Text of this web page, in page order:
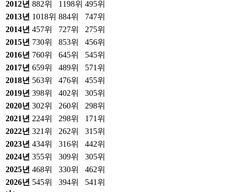
2012년 882위 1198위 495위
2013년 1018위 884위
747위
2014년 457위 727위
275위
2015년 730위 853위
456위
2016년 760위 645위
545위
2017년 659위 489위
571위
2018년 563위 476위
455위
2019년 398위 402위
305위
2020년 302위 260위
298위
2021 년 224위 298위
171위
2022년 321위 262위
315위
2023년 434위 316위
442위
2024년 355위 309위
305위
2025년 468위 330위
462위
2026년 545위 394위 541위